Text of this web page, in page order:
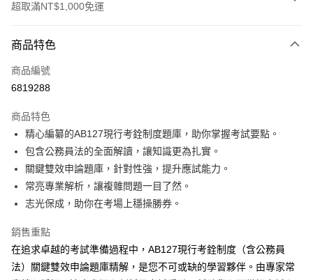
超取滿NT$1,000免運
信用卡一次付款
超商取貨付款
Apple Pay
悠遊付
Google Pay
ATM付款
全家取貨付款
商品特色
商品編號
6819288
商品特色
精心編纂的AB127現行考銓制度題庫，助你掌握考試要點。
包含公務員法的全面解讀，讓知識更為扎實。
關鍵雙效申論題庫，針對性強，提升應試能力。
常亮專業解析，讓複雜問題一目了然。
志光保成，助你在考場上穩操勝券。
銷售重點
在追求卓越的考試準備過程中，AB127現行考銓制度（含公務員
法）關鍵雙效申論題庫精解，是您不可或缺的學習夥伴。由專家常